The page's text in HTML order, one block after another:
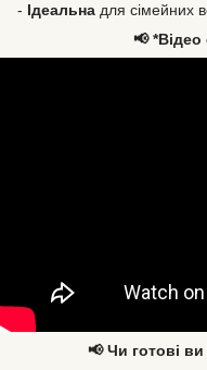
- Ідеальна для сімейних
📢
📢 Чи готові